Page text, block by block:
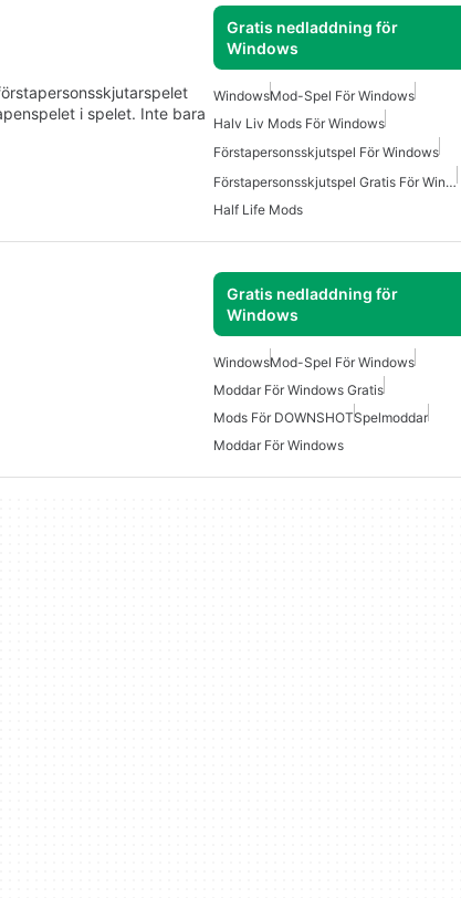
Gratis nedladdning för
Windows
i spelet. Inte bara
WindowsMod-Spel För Windows
Halv Liv Mods För Windows
Förstapersonsskjutspel För Windows
Förstapersonsskjutspel Gratis För Windows
Half Life Mods
Gratis nedladdning för
Windows
WindowsMod-Spel För Windows
Moddar För Windows Gratis
Mods För DOWNSHOTSpelmoddar
Moddar För Windows